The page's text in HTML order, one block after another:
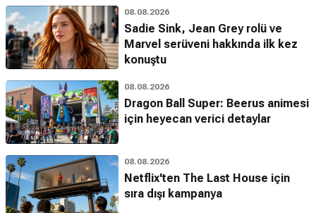
08.08.2026
Sadie Sink, Jean Grey rolü ve
Marvel serüveni hakkında ilk kez
konuştu
08.08.2026
Dragon Ball Super: Beerus animesi
için heyecan verici detaylar
08.08.2026
Netflix'ten The Last House için
sıra dışı kampanya